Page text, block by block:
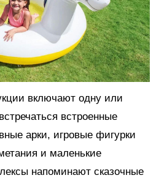
включают одну или
встроенные
арки, игровые фигурки
и маленькие
напоминают сказочные